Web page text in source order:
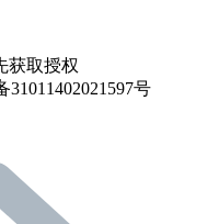
获取授权
31011402021597号